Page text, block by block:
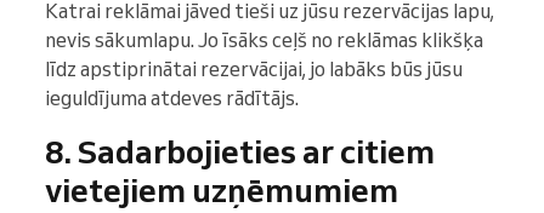
Katrai reklāmai jāved tieši uz jūsu rezervācijas lapu,
nevis sākumlapu. Jo īsāks ceļš no reklāmas klikšķa
līdz apstiprinātai rezervācijai, jo labāks būs jūsu
ieguldījuma atdeves rādītājs.
8. Sadarbojieties ar citiem
vietejiem uzņēmumiem